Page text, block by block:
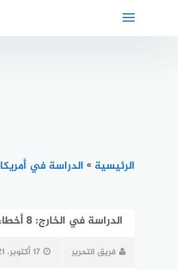
الرئيسية » الدراسة في أمريكا
الدراسة في الخارج: 8 أخطاء شائعة يجب تجنبها
فريق التحرير 17 أكتوبر، 2021